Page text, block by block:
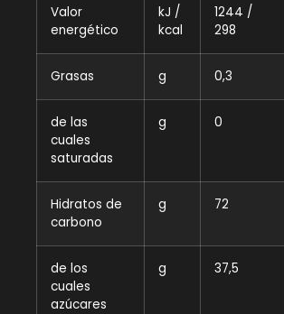
Valor
energético
kJ /
kcal
1244 /
298
Grasas g 0,3
de las
cuales
saturadas
g 0
Hidratos de
carbono
g 72
de los
cuales
azúcares
g 37,5